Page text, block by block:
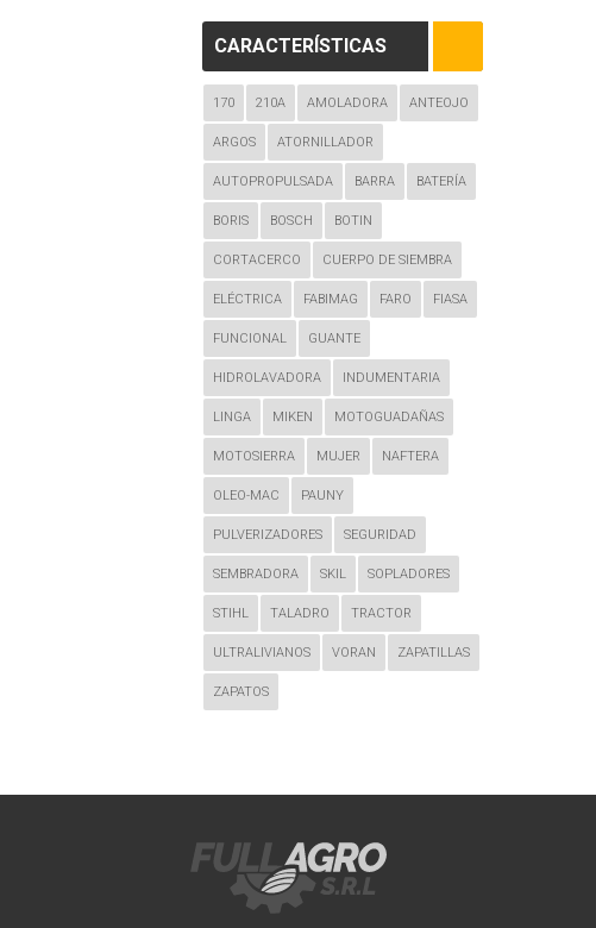
CARACTERÍSTICAS
170 210A AMOLADORA ANTEOJO
ARGOS ATORNILLADOR
AUTOPROPULSADA BARRA BATERÍA
BORIS BOSCH BOTIN
CORTACERCO CUERPO DE SIEMBRA
ELÉCTRICA FABIMAG FARO FIASA
FUNCIONAL GUANTE
HIDROLAVADORA INDUMENTARIA
LINGA MIKEN MOTOGUADAÑAS
MOTOSIERRA MUJER NAFTERA
OLEO-MAC PAUNY
PULVERIZADORES SEGURIDAD
SEMBRADORA SKIL SOPLADORES
STIHL TALADRO TRACTOR
ULTRALIVIANOS VORAN ZAPATILLAS
ZAPATOS